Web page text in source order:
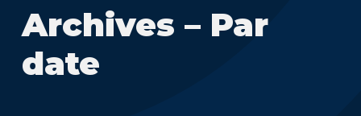
Archives – Par
date